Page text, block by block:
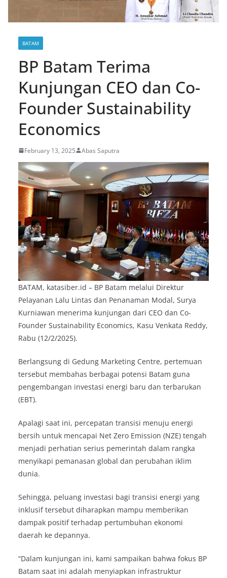
BATAM
BP Batam Terima
Kunjungan CEO dan Co-
Founder Sustainability
Economics
February 13, 2025 Abas Saputra
BATAM, katasiber.id – BP Batam melalui Direktur
Pelayanan Lalu Lintas dan Penanaman Modal, Surya
Kurniawan menerima kunjungan dari CEO dan Co-
Founder Sustainability Economics, Kasu Venkata Reddy,
Rabu (12/2/2025).
Berlangsung di Gedung Marketing Centre, pertemuan
tersebut membahas berbagai potensi Batam guna
pengembangan investasi energi baru dan terbarukan
(EBT).
Apalagi saat ini, percepatan transisi menuju energi
bersih untuk mencapai Net Zero Emission (NZE) tengah
menjadi perhatian serius pemerintah dalam rangka
menyikapi pemanasan global dan perubahan iklim
dunia.
Sehingga, peluang investasi bagi transisi energi yang
inklusif tersebut diharapkan mampu memberikan
dampak positif terhadap pertumbuhan ekonomi
daerah ke depannya.
“Dalam kunjungan ini, kami sampaikan bahwa fokus BP
Batam saat ini adalah menyiapkan infrastruktur